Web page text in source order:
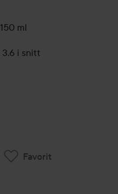
150 ml
3.6 i snitt
Favorit